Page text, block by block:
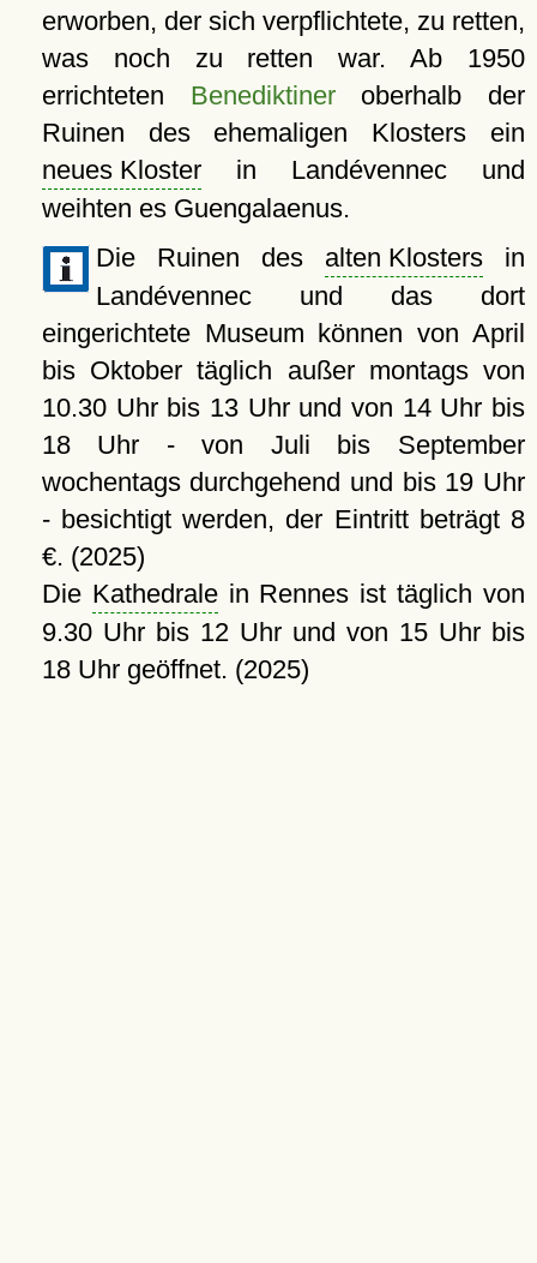
erworben, der sich verpflichtete, zu retten,
was noch zu retten war. Ab 1950
errichteten Benediktineroberhalb der
Ruinen des ehemaligen Klosters ein
neues Klosterin Landévennec und
weihten es Guengalaenus.
Die Ruinen des alten Klostersin
Landévennec und das dort
eingerichtete Museum können von April
bis Oktober täglich außer montags von
10.30 Uhr bis 13 Uhr und von 14 Uhr bis
18 Uhr - von Juli bis September
wochentags durchgehend und bis 19 Uhr
- besichtigt werden, der Eintritt beträgt 8
€. (2025)
Die Kathedralein Rennes ist täglich von
9.30 Uhr bis 12 Uhr und von 15 Uhr bis
18 Uhr geöffnet. (2025)